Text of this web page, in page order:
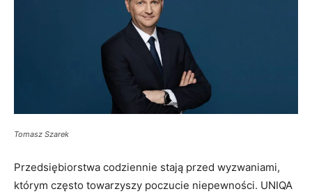
Tomasz Szarek
Przedsiębiorstwa codziennie stają przed wyzwaniami,
którym często towarzyszy poczucie niepewności. UNIQA